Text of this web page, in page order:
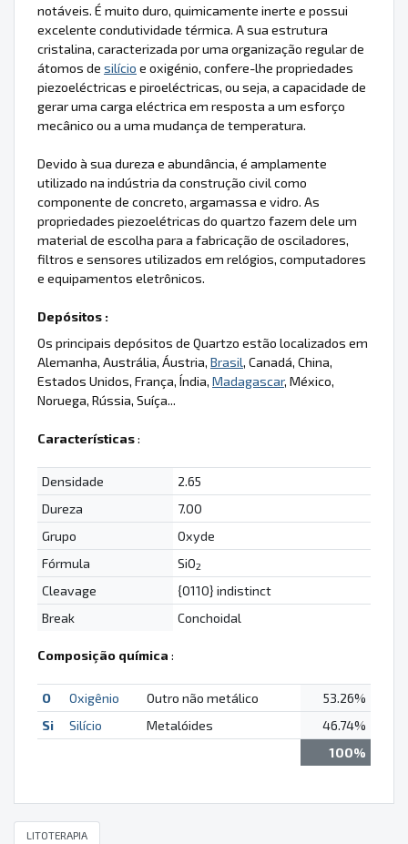
notáveis. É muito duro, quimicamente inerte e possui
excelente condutividade térmica. A sua estrutura
cristalina, caracterizada por uma organização regular de
átomos de silício e oxigénio, confere-lhe propriedades
piezoeléctricas e piroeléctricas, ou seja, a capacidade de
gerar uma carga eléctrica em resposta a um esforço
mecânico ou a uma mudança de temperatura.
Devido à sua dureza e abundância, é amplamente
utilizado na indústria da construção civil como
componente de concreto, argamassa e vidro. As
propriedades piezoelétricas do quartzo fazem dele um
material de escolha para a fabricação de osciladores,
filtros e sensores utilizados em relógios, computadores
e equipamentos eletrônicos.
Depósitos :
Os principais depósitos de Quartzo estão localizados em
Alemanha, Austrália, Áustria, Brasil, Canadá, China,
Estados Unidos, França, Índia, Madagascar, México,
Noruega, Rússia, Suíça...
Características:
Densidade
2.65
Dureza
7.00
Grupo
Oxyde
Fórmula
SiO2
Cleavage
{0110} indistinct
Break
Conchoidal
Composição química :
O Oxigênio Outro não metálico
53.26%
Si
Silício Metalóides
46.74%
100%
LITOTERAPIA